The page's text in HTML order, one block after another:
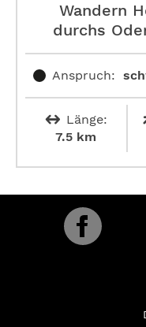
Wandern
durchs
Anspruch:
Länge:
7.5 km